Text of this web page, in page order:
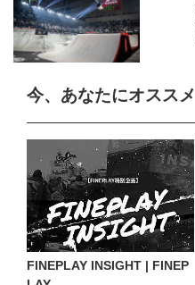
今、あなたにオススメ
FINEPLAY INSIGHT | FINEP